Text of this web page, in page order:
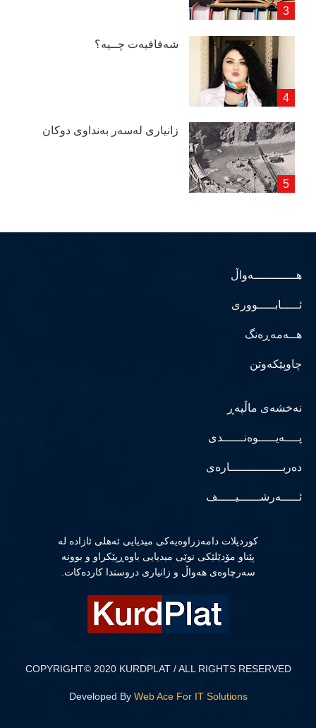
شەفافیەت چــیە؟
زانیاری لەسەر بەنداوی دوكان
هــــــــــــەواڵ
ئـــــابـــــووری
هــەمەڕەنگ
چاوپێکەوتن
نەخشەی ماڵپەڕ
پــــەیـــــوەنــــــدی
دەربـــــــــــــــارەی
ئـــــەرشــــــیـــــف
كوردپلات دامەزراوەیەكی میدیایی ئەهلی ئازادە لە
پێناو مۆدێلێكی نوێی میدیایی باوەڕپێكراو و بوونە
سەرچاوەی هەواڵ و زانیاری دروستدا كاردەكات.
COPYRIGHT© 2020 KURDPLAT / ALL RIGHTS RESERVED
Web Ace For IT Solutions
Developed By